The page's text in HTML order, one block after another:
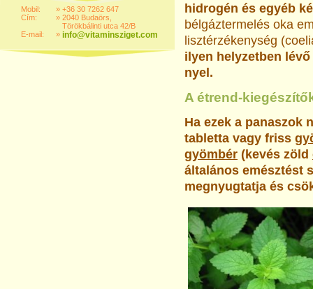
Mobil:
Cím:
E-mail:
»
»
»
+36 30 7262 647
2040 Budaörs,
Törökbálinti utca 42/B
info@vitaminsziget.com
hidrogén és egyéb
bélgáztermelés oka
lisztérzékenység
ilyen helyzetben
nyel.
A étrend-
Ha ezek a panaszok
tabletta vagy friss
gyömbér (kevés zöld
általános emésztést
megnyugtatja és